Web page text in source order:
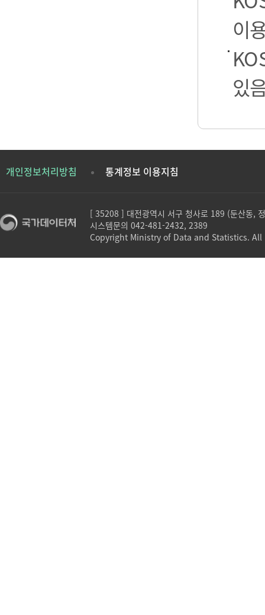
이
있
개인정보처리방침 통계정보 이용지침
[ 35208 ] 대전광역시 서구 청사로 189 (둔산동,
시스템문의 042-481-2432, 2389
Copyright Ministry of Data and Statistics.